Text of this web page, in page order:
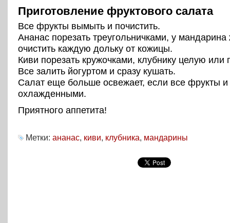
Приготовление фруктового салата
Все фрукты вымыть и почистить.
Ананас порезать треугольничками, у мандарина
очистить каждую дольку от кожицы.
Киви порезать кружочками, клубнику целую или
Все залить йогуртом и сразу кушать.
Салат еще больше освежает, если все фрукты и
охлажденными.
Приятного аппетита!
Метки: ананас, киви, клубника, мандарины